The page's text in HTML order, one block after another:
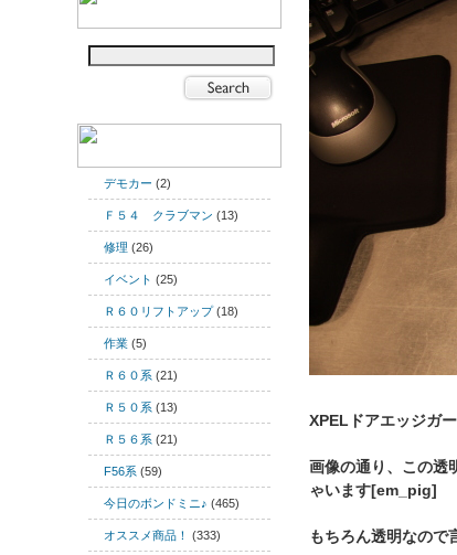
デモカー (2)
Ｆ５４ クラブマン (13)
修理 (26)
イベント (25)
Ｒ６０リフトアップ(18)
作業 (5)
Ｒ６０系 (21)
Ｒ５０系 (13)
Ｒ５６系 (21)
F56系 (59)
今日のボンドミニ♪ (465)
オススメ商品！ (333)
XPELドアエッジガ
画像の通り、この透
ゃいます[em_pig]
もちろん透明なので